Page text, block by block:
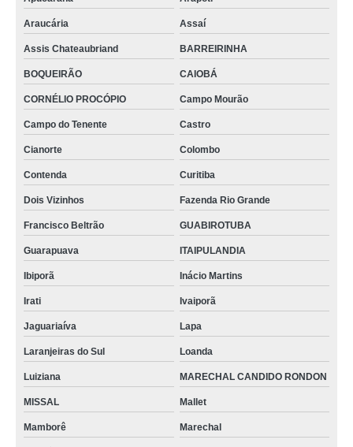
Araucária Assaí
Assis Chateaubriand BARREIRINHA
BOQUEIRÃO CAIOBÁ
CORNÉLIO PROCÓPIO Campo Mourão
Campo do Tenente Castro
Cianorte Colombo
Contenda Curitiba
Dois Vizinhos Fazenda Rio Grande
Francisco Beltrão GUABIROTUBA
Guarapuava ITAIPULANDIA
Ibiporã Inácio Martins
Irati Ivaiporã
Jaguariaíva Lapa
Laranjeiras do Sul Loanda
Luiziana MARECHAL CANDIDO RONDON
MISSAL Mallet
Mamborê Marechal